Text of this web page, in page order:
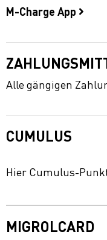
M-Charge App
Alle gängigen
CUMULUS
Hier Cumulus-
MIGROLCARD